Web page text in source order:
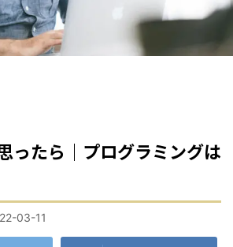
ったら｜プログラミングは
03-11